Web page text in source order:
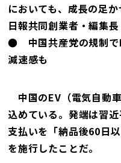
においても、成長の足
日報共同創業者・編集
● 中国共産党の規制で
減速感も
中国のEV（電気自動
込めている。発端は習
支払いを「納品後60日
を施行したことだ。